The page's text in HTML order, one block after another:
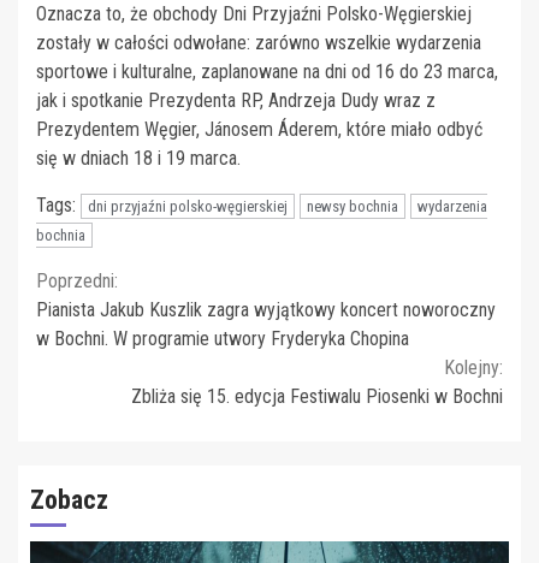
Oznacza to, że obchody Dni Przyjaźni Polsko-Węgierskiej
zostały w całości odwołane: zarówno wszelkie wydarzenia
sportowe i kulturalne, zaplanowane na dni od 16 do 23 marca,
jak i spotkanie Prezydenta RP, Andrzeja Dudy wraz z
Prezydentem Węgier, Jánosem Áderem, które miało odbyć
się w dniach 18 i 19 marca.
Tags: dni przyjaźni polsko-węgierskiej newsy bochnia
wydarzenia
bochnia
Continue
Reading
Poprzedni:
Pianista Jakub Kuszlik zagra wyjątkowy koncert noworoczny
w Bochni. W programie utwory Fryderyka Chopina
Kolejny:
Zbliża się 15. edycja Festiwalu Piosenki w Bochni
Zobacz